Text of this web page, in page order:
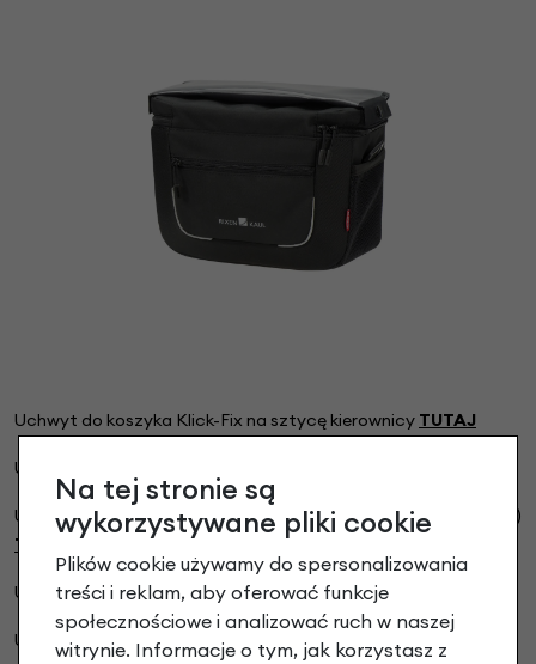
Uchwyt do koszyka Klick-Fix na sztycę kierownicy TUTAJ
Uchwyt do koszyka Klick-Fix na kierownicę
Uchwyt do koszyka Klick-Fix na kierownicę (zamykany na klucz)
TUTAJ
Uchwyt do koszyka Klick-Fix na kierownicęø 31.8 mm
Uchwyt do koszyka Klick-Fix na kierownicę e-bike
Na tej stronie są
wykorzystywane pliki cookie
Plików cookie używamy do spersonalizowania
treści i reklam, aby oferować funkcje
społecznościowe i analizować ruch w naszej
witrynie. Informacje o tym, jak korzystasz z